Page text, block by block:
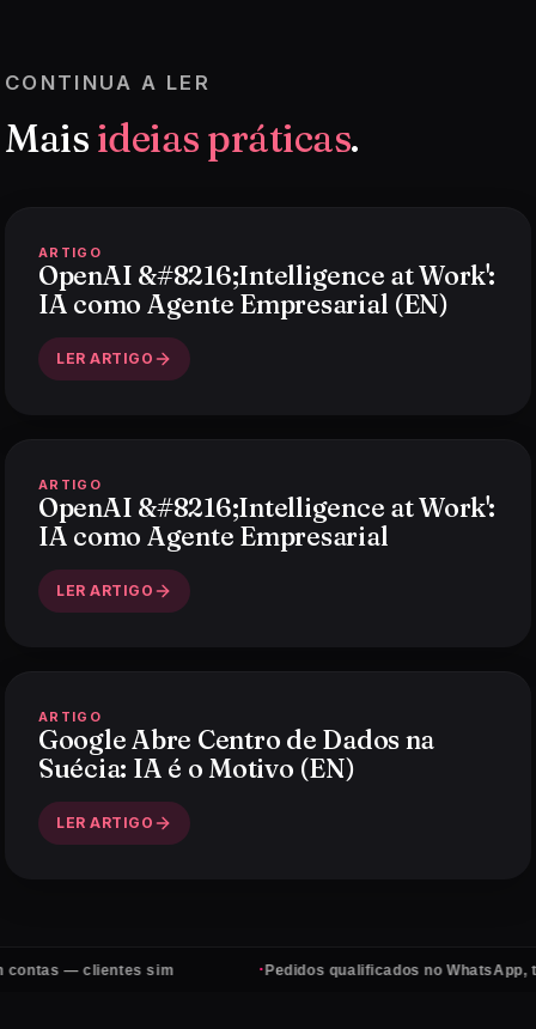
CONTINUA A LER
Mais ideias práticas.
ARTIGO
OpenAI &#8216;Intelligence at Work':
IA como Agente Empresarial (EN)
LER ARTIGO
ARTIGO
OpenAI &#8216;Intelligence at Work':
IA como Agente Empresarial
LER ARTIGO
ARTIGO
Google Abre Centro de Dados na
Suécia: IA é o Motivo (EN)
LER ARTIGO
clientes sim Pedidos qualificados no WhatsApp, todos os